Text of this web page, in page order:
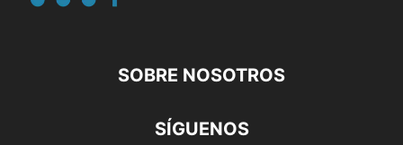
SOBRE NOSOTROS
SÍGUENOS